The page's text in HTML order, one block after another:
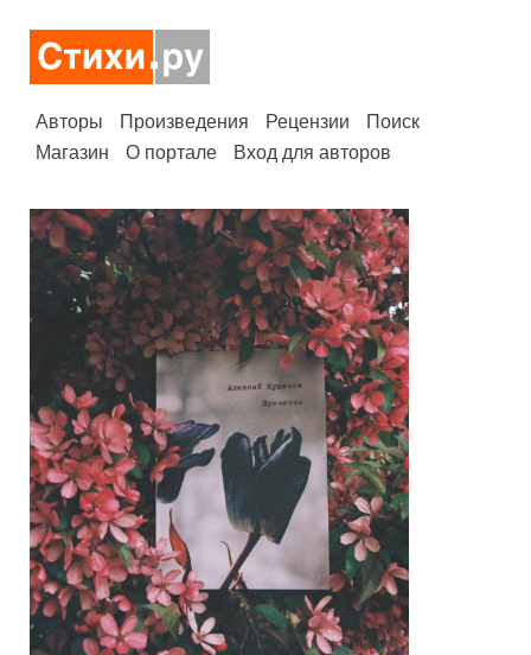
Авторы Произведения Рецензии
Поиск
Магазин
О портале Вход для авторов